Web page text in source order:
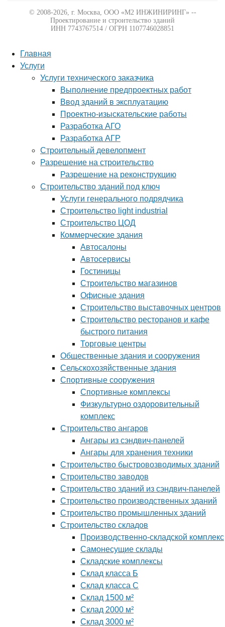
© 2008-2026, г. Москва, ООО «М2 ИНЖИНИРИНГ» --
Проектирование и строительство зданий
ИНН 7743767514 / ОГРН 1107746028851
Главная
Услуги
Услуги технического заказчика
Выполнение предпроектных работ
Ввод зданий в эксплуатацию
Проектно-изыскательские работы
Разработка АГО
Разработка АГР
Строительный девелопмент
Разрешение на строительство
Разрешение на реконструкцию
Строительство зданий под ключ
Услуги генерального подрядчика
Строительство light industrial
Строительство ЦОД
Коммерческие здания
Автосалоны
Автосервисы
Гостиницы
Строительство магазинов
Офисные здания
Строительство выставочных центров
Строительство ресторанов и кафе
быстрого питания
Торговые центры
Общественные здания и сооружения
Сельскохозяйственные здания
Спортивные сооружения
Спортивные комплексы
Физкультурно оздоровительный
комплекс
Строительство ангаров
Ангары из сэндвич-панелей
Ангары для хранения техники
Строительство быстровозводимых зданий
Строительство заводов
Строительство зданий из сэндвич-панелей
Строительство производственных зданий
Строительство промышленных зданий
Строительство складов
Производственно-складской комплекс
Самонесущие склады
Складские комплексы
Склад класса Б
Склад класса С
Склад 1500 м²
Склад 2000 м²
Склад 3000 м²